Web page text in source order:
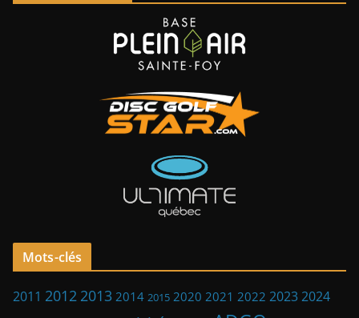
Mots-clés
2011 2012 2013 2014 2015 2020 2021 2022 20232024